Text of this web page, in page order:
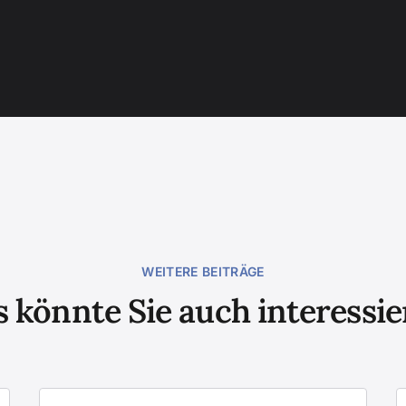
WEITERE BEITRÄGE
könnte Sie auch